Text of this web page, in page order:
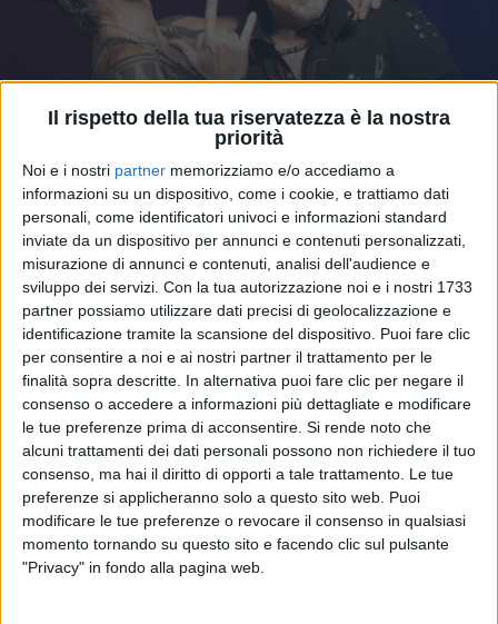
Il rispetto della tua riservatezza è la nostra
priorità
Noi e i nostri partner memorizziamo e/o accediamo a
informazioni su un dispositivo, come i cookie, e trattiamo dati
personali, come identificatori univoci e informazioni standard
inviate da un dispositivo per annunci e contenuti personalizzati,
misurazione di annunci e contenuti, analisi dell'audience e
sviluppo dei servizi. Con la tua autorizzazione noi e i nostri 1733
partner possiamo utilizzare dati precisi di geolocalizzazione e
identificazione tramite la scansione del dispositivo. Puoi fare clic
per consentire a noi e ai nostri partner il trattamento per le
finalità sopra descritte. In alternativa puoi fare clic per negare il
consenso o accedere a informazioni più dettagliate e modificare
le tue preferenze prima di acconsentire. Si rende noto che
alcuni trattamenti dei dati personali possono non richiedere il tuo
consenso, ma hai il diritto di opporti a tale trattamento. Le tue
preferenze si applicheranno solo a questo sito web. Puoi
modificare le tue preferenze o revocare il consenso in qualsiasi
momento tornando su questo sito e facendo clic sul pulsante
"Privacy" in fondo alla pagina web.
CONFERENZA STAMPA 13 dic 2021
Litfiba, l’ultimo tour. Piero e Ghigo: "Una
festa per i nostri 40+2 anni"
Il 2022 sarà l'anno de "L'Ultimo Girone 1980-2022":
ecco le prime date, al via ad aprile
Chi siamo Contattaci